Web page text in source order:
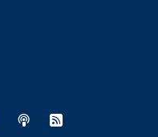
in nuova finestra
in nuova finestra
- Apertura in
esterno - Apertura in
- Sito esterno -
- Sito esterno -
Spreaker - Sito
Feed RSS -